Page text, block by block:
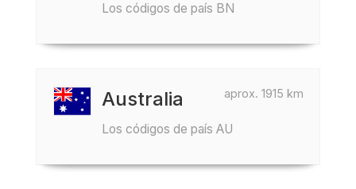
Los códigos de país BN
aprox. 1915 km
Australia
Los códigos de país AU